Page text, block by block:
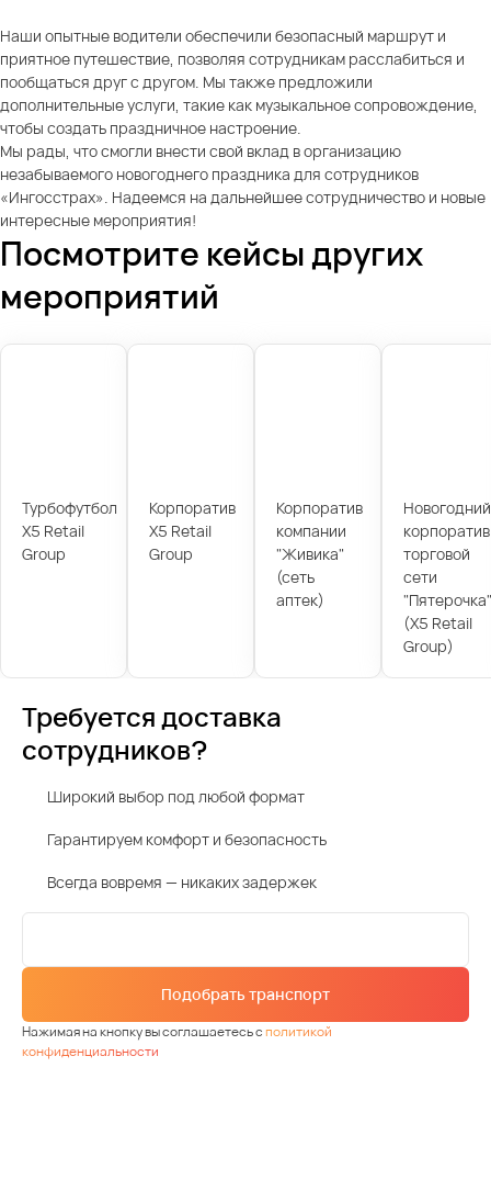
Наши опытные водители обеспечили безопасный маршрут и
приятное путешествие, позволяя сотрудникам расслабиться и
пообщаться друг с другом. Мы также предложили
дополнительные услуги, такие как музыкальное сопровождение,
чтобы создать праздничное настроение.
Мы рады, что смогли внести свой вклад в организацию
незабываемого новогоднего праздника для сотрудников
«Ингосстрах». Надеемся на дальнейшее сотрудничество и новые
интересные мероприятия!
Посмотрите кейсы других
мероприятий
Турбофутбол
X5 Retail
Group
Корпоратив
X5 Retail
Group
Корпоратив
компании
"Живика"
(сеть
аптек)
Новогодний
корпоратив
торговой
сети
"Пятерочка"
(X5 Retail
Group)
Требуется доставка
сотрудников?
Широкий выбор под любой формат
Гарантируем комфорт и безопасность
Всегда вовремя — никаких задержек
Подобрать транспорт
Нажимая на кнопку вы соглашаетесь сполитикой
конфиденциальности